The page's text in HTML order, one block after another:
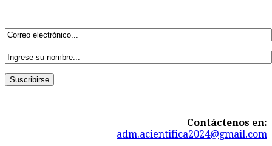
Contáctenos en:
adm.acientifica2024@gmail.com